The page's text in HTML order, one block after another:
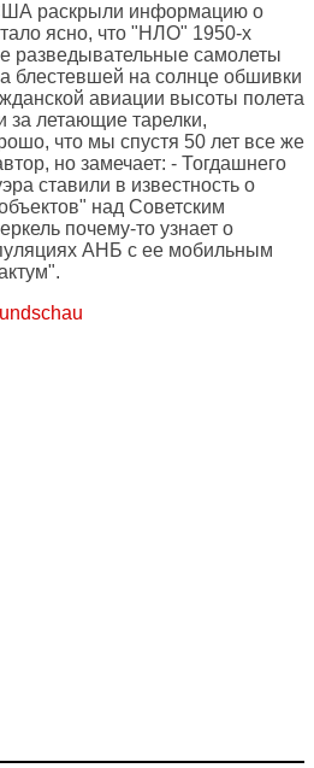
раскрыли информацию о
ясно, что "НЛО" 1950-х
разведывательные самолеты
блестевшей на солнце обшивки
авиации высоты полета
за летающие тарелки,
что мы спустя 50 лет все же
но замечает: - Тогдашнего
ставили в известность о
над Советским
почему-то узнает о
АНБ с ее мобильным